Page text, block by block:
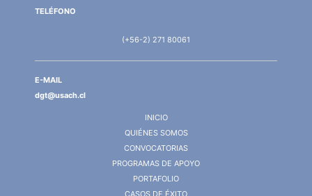
TELÉFONO
(+56-2) 271 80061
E-MAIL
dgt@usach.cl
INICIO
QUIÉNES SOMOS
CONVOCATORIAS
PROGRAMAS DE APOYO
PORTAFOLIO